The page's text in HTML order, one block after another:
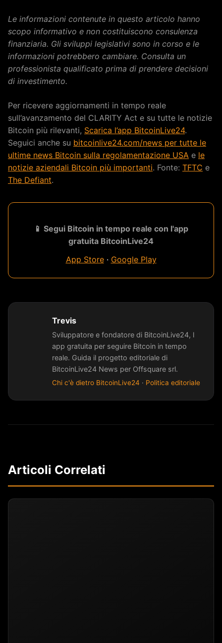
Le informazioni contenute in questo articolo hanno
scopo informativo e non costituiscono consulenza
finanziaria. Gli sviluppi legislativi sono in corso e le
informazioni potrebbero cambiare. Consulta un
professionista qualificato prima di prendere decisioni
di investimento.
Per ricevere aggiornamenti in tempo reale
sull’avanzamento del CLARITY Act e su tutte le notizie
Bitcoin più rilevanti, Scarica l’app BitcoinLive24.
Seguici anche su bitcoinlive24.com/news per tutte le
ultime news Bitcoin sulla regolamentazione USA e le
notizie aziendali Bitcoin più importanti. Fonte: TFTC e
The Defiant.
📱 Segui Bitcoin in tempo reale con l'app
gratuita BitcoinLive24
App Store· Google Play
Trevis
Sviluppatore e fondatore di BitcoinLive24, l
app gratuita per seguire Bitcoin in tempo
reale. Guida il progetto editoriale di
BitcoinLive24 News per Offsquare srl.
Chi c'è dietro BitcoinLive24 · Politica editoriale
Articoli Correlati